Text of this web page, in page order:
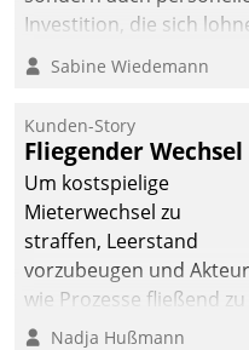
Investition, die sich
nachhaltige
dieses Ziel erreicht
Sabine Wiedemann
Kunden-Story
Fliegender Wechsel
Um kostspielige
Mieterwechsel zu
straffen, Leerstand
vorzubeugen und
wie Prozesse fließend zu
vernetzen, nutzt die
Nadja Hußmann